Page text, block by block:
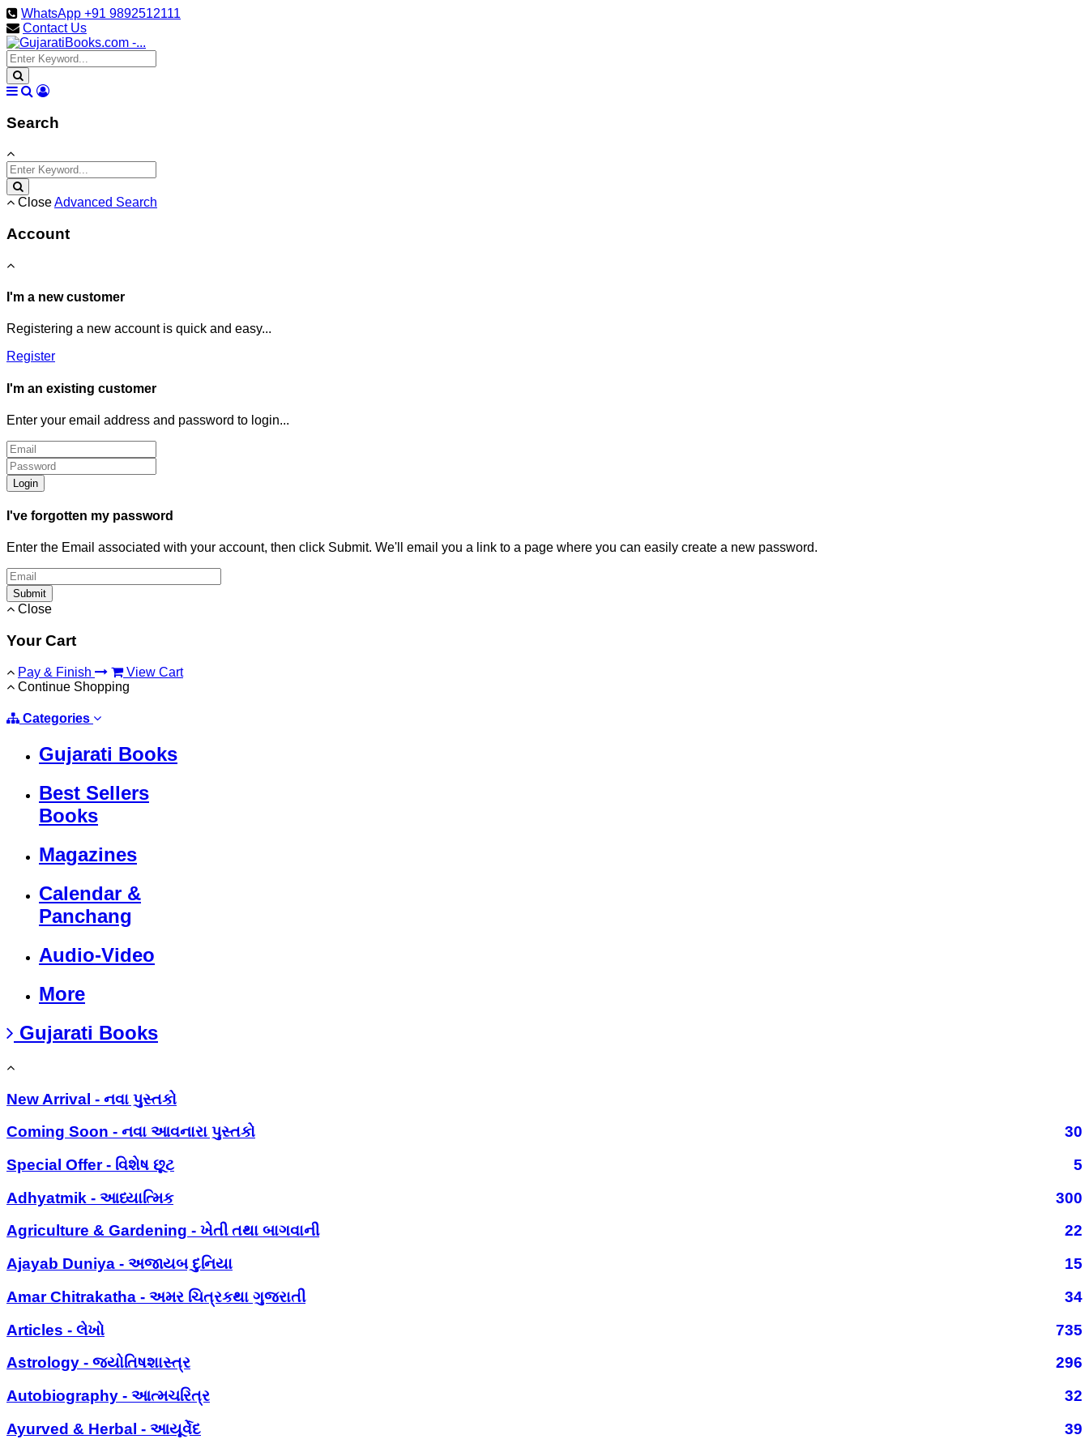
WhatsApp +91 9892512111
Contact Us
Search
CloseAdvanced Search
Account
I'm a new customer
Registering a new account is quick and easy...
Register
I'm an existing customer
Enter your email address and password to login...
Login
I've forgotten my password
Enter the Email associated with your account, then click Submit. We'll email you a link to a page where you can easily create a new password.
Submit
Close
Your Cart
Pay & Finish
View Cart
Continue Shopping
Categories
Gujarati Books
Best Sellers
Books
Magazines
Calendar &
Panchang
Audio-Video
More
Gujarati Books
New Arrival - નવા પુસ્તકો
Coming Soon - નવા આવનારા પુસ્તકો
30
Special Offer - વિશેષ છૂટ
5
Adhyatmik - આધ્યાત્મિક
300
Agriculture & Gardening - ખેતી તથા બાગવાની
22
Ajayab Duniya - અજાયબ દુનિયા
15
Amar Chitrakatha - અમર ચિત્રકથા ગુજરાતી
34
Articles - લેખો
735
Astrology - જ્યોતિષશાસ્ત્ર
296
Autobiography - આત્મચરિત્ર
32
Ayurved & Herbal - આયૂર્વેદ
39